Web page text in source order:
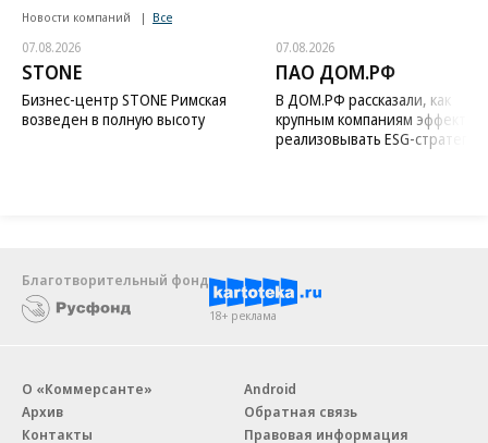
Новости компаний Все
07.08.2026
STONE
Бизнес-центр STONE Римская
возведен в полную высоту
07.08.2026
ПАО ДОМ.РФ
В ДОМ.РФ рассказали, как
крупным компаниям
реализовывать ESG-стратегию
Благотворительный фонд
18+ реклама
О «Коммерсанте»
Архив
Контакты
Android
Обратная связь
Правовая информация